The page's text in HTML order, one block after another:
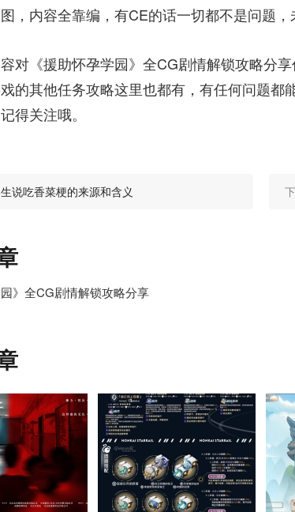
，内容全靠编，有CE的话一切都不是问题
对《援助怀孕学园》全CG剧情解锁攻略分
的其他任务攻略这里也都有，有任何问题
得关注哦。
说吃香菜梗的来源和含义
园》全CG剧情解锁攻略分享